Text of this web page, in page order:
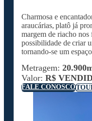
Charmosa e
araucárias, platô já
margem de riacho nos
possibilidade decriar
tornando-se um
Metragem:
Valor: R$
FALE CONOSCO